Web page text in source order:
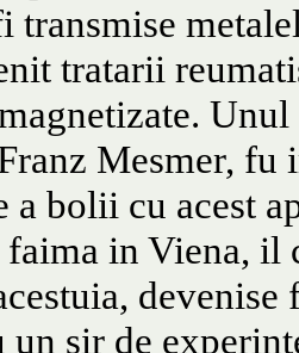
transmise
tratarii
Mesmer, fu
a bolii cu acest
in Viena, il
devenise
un sir de